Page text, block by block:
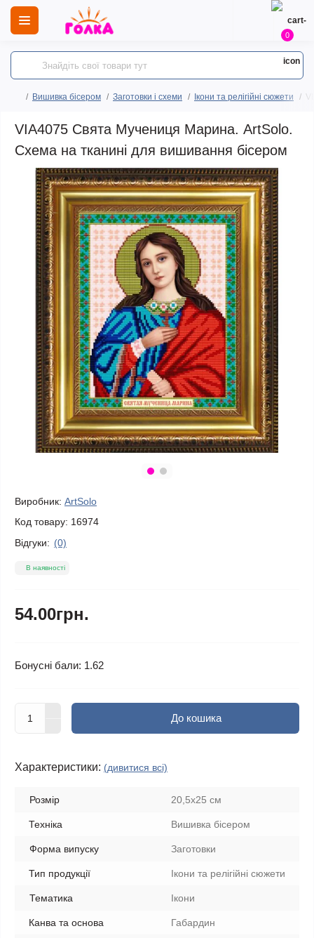
0
Вишивка бісером Заготовки і схеми Ікони та релігійні сюжети
VIA4075 Свята Мучениця Марина. ArtSolo.
Схема на тканині для вишивання бісером
Виробник: ArtSolo
Код товару: 16974
Відгуки: (0)
В наявності
54.00грн.
Бонусні бали: 1.62
До кошика
Характеристики: (дивитися всі)
Розмір 20,5х25 см
Техніка Вишивка бісером
Форма випуску Заготовки
Тип продукції Ікони та релігійні сюжети
Тематика Ікони
Канва та основа Габардин